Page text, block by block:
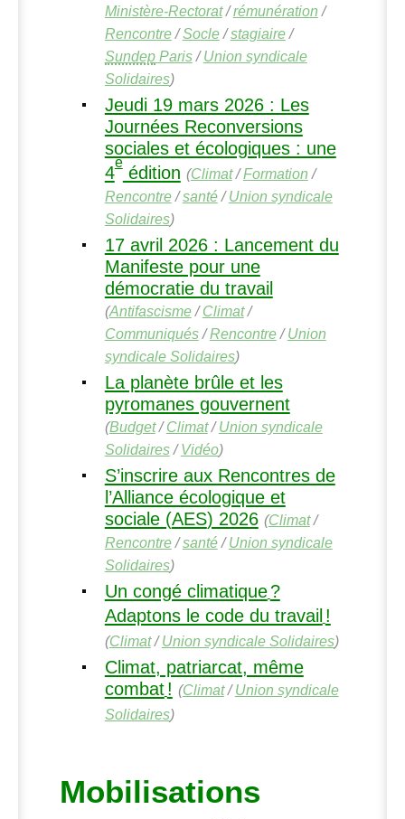
Ministère-Rectorat/rémunération /
Rencontre/Socle/stagiaire/
SundepParis/Union syndicale
Solidaires)
Jeudi 19 mars 2026 : Les
Journées Reconversions
sociales et écologiques : une
4
e
édition (Climat/Formation /
Rencontre/santé/Union syndicale
Solidaires)
17 avril 2026 : Lancement du
Manifeste pour une
démocratie du travail
(Antifascisme/Climat/
Communiqués/Rencontre/Union
syndicale Solidaires)
La planète brûle et les
pyromanes gouvernent
(Budget/Climat/Union syndicale
Solidaires/Vidéo)
S’inscrire aux Rencontres de
l’Alliance écologique et
sociale (AES) 2026 (Climat/
Rencontre/santé/Union syndicale
Solidaires)
Un congé climatique?
Adaptons le code du travail !
(Climat/Union syndicale Solidaires)
Climat, patriarcat, même
combat! (Climat/Union syndicale
Solidaires)
Mobilisations